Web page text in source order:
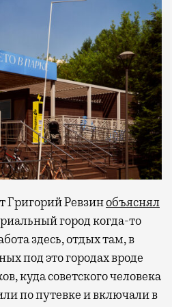
Григорий Ревзинобъяснял
город когда-то
здесь, отдых там, в
под это городах вроде
куда советского человека
по путевке и включали в